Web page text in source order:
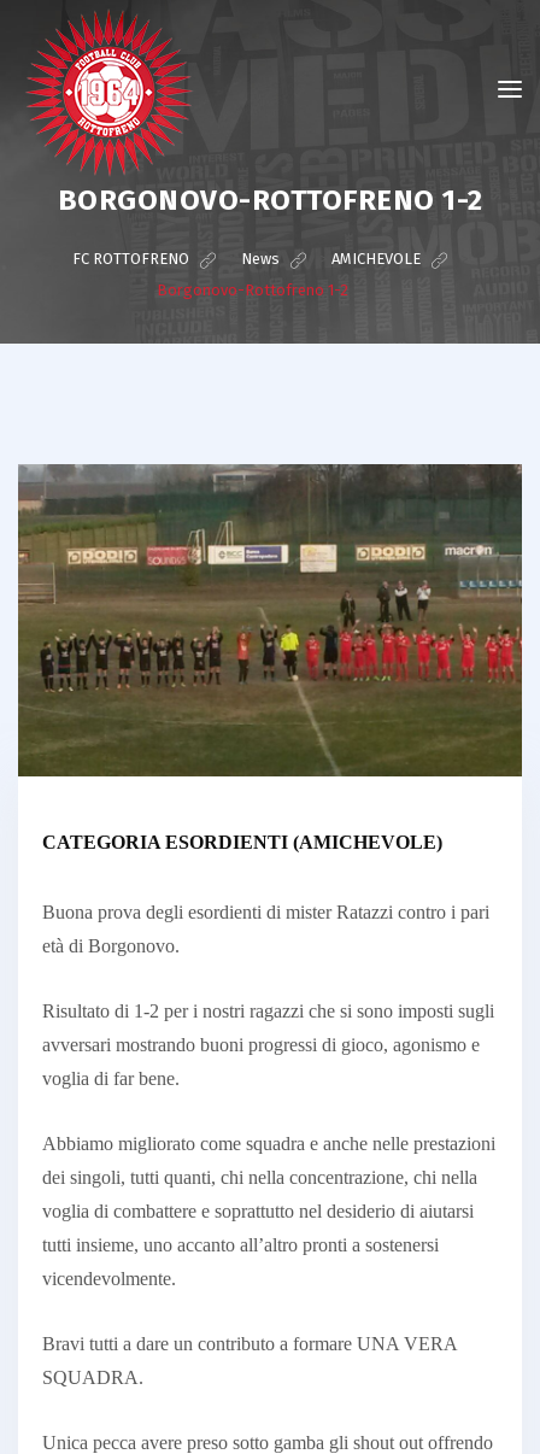
BORGONOVO-ROTTOFRENO 1-2
FC ROTTOFRENO News AMICHEVOLE
Borgonovo-Rottofreno 1-2
CATEGORIA ESORDIENTI (AMICHEVOLE)
Buona prova degli esordienti di mister Ratazzi contro i pari
età di Borgonovo.
Risultato di 1-2 per i nostri ragazzi che si sono imposti sugli
avversari mostrando buoni progressi di gioco, agonismo e
voglia di far bene.
Abbiamo migliorato come squadra e anche nelle prestazioni
dei singoli, tutti quanti, chi nella concentrazione, chi nella
voglia di combattere e soprattutto nel desiderio di aiutarsi
tutti insieme, uno accanto all’altro pronti a sostenersi
vicendevolmente.
Bravi tutti a dare un contributo a formare UNA VERA
SQUADRA.
Unica pecca avere preso sotto gamba gli shout out offrendo